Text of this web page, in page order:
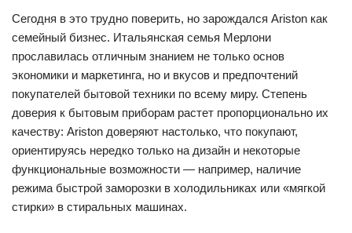
Сегодня в это трудно поверить, но зарождался Ariston как
семейный бизнес. Итальянская семья Мерлони
прославилась отличным знанием не только основ
экономики и маркетинга, но и вкусов и предпочтений
покупателей бытовой техники по всему миру. Степень
доверия к бытовым приборам растет пропорционально их
качеству: Ariston доверяют настолько, что покупают,
ориентируясь нередко только на дизайн и некоторые
функциональные возможности — например, наличие
режима быстрой заморозки в холодильниках или «мягкой
стирки» в стиральных машинах.